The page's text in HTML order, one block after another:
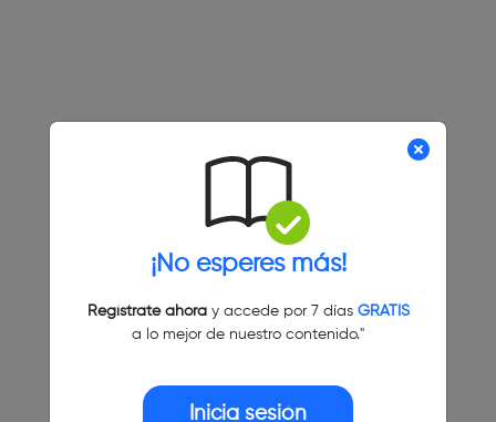
¡No esperes más!
Regístrate ahoray accede por 7 días GRATIS
a lo mejor de nuestro contenido."
Inicia sesión